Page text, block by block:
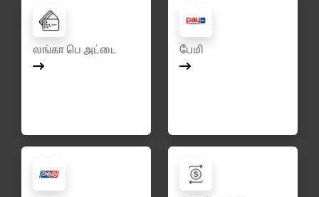
லங்கா பெ அட்டை பேமி